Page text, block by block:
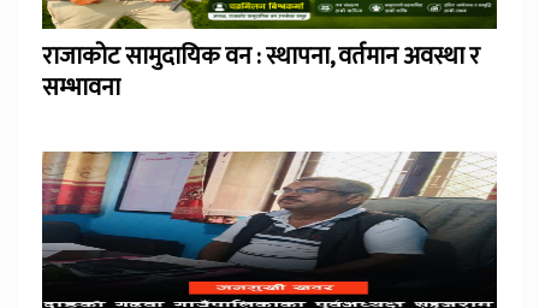
राजाकोट सामुदायिक वन : स्थापना, वर्तमान अवस्था र
सम्भावना